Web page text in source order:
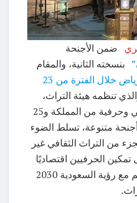
ضمن الأجنحة
بنسخته الثانية، والمقام
بمدينة الرياض خلال الفترة من 23
تنظمه هيئة التراث،
بمشاركة أكثر من 500 حرفي وحرفية من المملكة و25
متنوعة، تسلط الضوء
من التراث الثقافي غير
الحرفيين اقتصاديًا
وتسويق منتجاتهم، بما ينسجم مع رؤية السعودية 2030